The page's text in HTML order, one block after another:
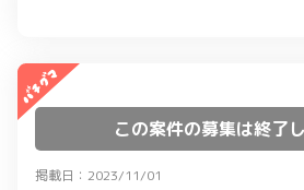
・データレイク、デ
構築業務
この案件の募集は終了
掲載日：2023/11/01